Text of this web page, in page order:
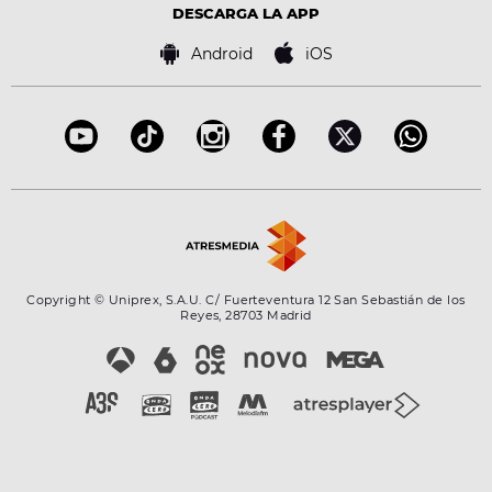
Bases de concursos
DESCARGA LA APP
Android iOS
Copyright © Uniprex, S.A.U. C/ Fuerteventura 12 San Sebastián de los
Reyes, 28703 Madrid